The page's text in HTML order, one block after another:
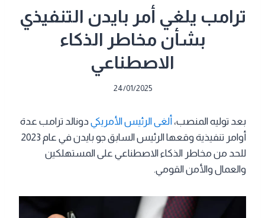
ترامب يلغي أمر بايدن التنفيذي
بشأن مخاطر الذكاء
الاصطناعي
24/01/2025
بعد توليه المنصب، ألغى الرئيس الأمريكيدونالد ترامب عدة
أوامر تنفيذية وقعها الرئيس السابق جو بايدن في عام 2023
للحد من مخاطر الذكاء الاصطناعي على المستهلكين
والعمال والأمن القومي.